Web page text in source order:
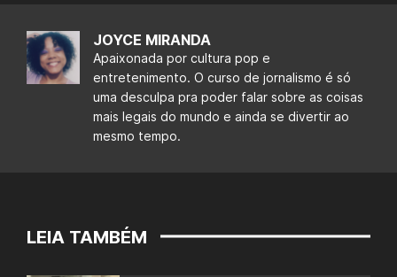
JOYCE MIRANDA
Apaixonada por cultura pop e
entretenimento. O curso de jornalismo é só
uma desculpa pra poder falar sobre as coisas
mais legais do mundo e ainda se divertir ao
mesmo tempo.
LEIA TAMBÉM